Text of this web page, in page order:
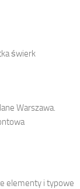
świerk
Warszawa.
elementy i typowe